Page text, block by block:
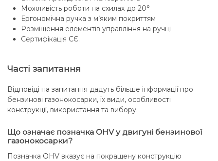
Можливість роботи на схилах до 20°
Ергономічна ручка з м’яким покриттям
Розміщення елементів управління на ручці
Сертифікація СЄ.
Часті запитання
Відповіді на запитання дадуть більше інформації про
бензинові газонокосарки, їх види, особливості
конструкції, використання та вибору.
Що означає позначка OHV у двигуні бензинової
газонокосарки?
Позначка OHV вказує на покращену конструкцію